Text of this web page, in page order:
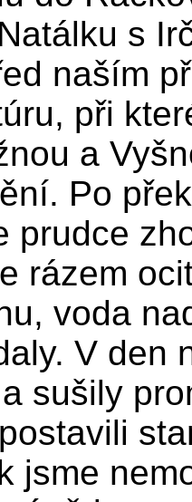
s
naším
při
a
Po
prudce
rázem
voda
V den
sušily
jsme